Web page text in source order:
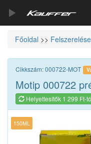
Szerszámkatalógus
Kosár
Alkatrészek
Főoldal >>
Cikkszám: 000722-MOT
Motip 000722
Helyettesítők 1 299 Ft-
150ML